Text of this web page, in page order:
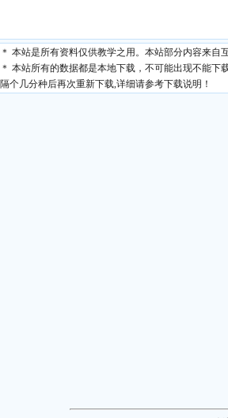
＊ 本站是所有资料仅供教学之用。本站部分内容来自
＊ 本站所有的数据都是本地下载，不可能出现不能
隔个几分种后再次重新下载,详细请参考下载说明！